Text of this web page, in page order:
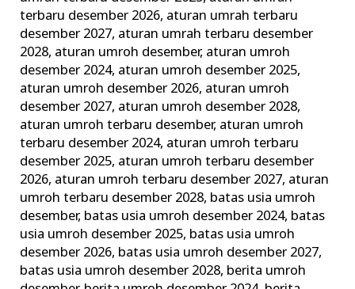
terbaru desember 2026, aturan umrah terbaru
desember 2027, aturan umrah terbaru desember
2028, aturan umroh desember, aturan umroh
desember 2024, aturan umroh desember 2025,
aturan umroh desember 2026, aturan umroh
desember 2027, aturan umroh desember 2028,
aturan umroh terbaru desember, aturan umroh
terbaru desember 2024, aturan umroh terbaru
desember 2025, aturan umroh terbaru desember
2026, aturan umroh terbaru desember 2027, aturan
umroh terbaru desember 2028, batas usia umroh
desember, batas usia umroh desember 2024, batas
usia umroh desember 2025, batas usia umroh
desember 2026, batas usia umroh desember 2027,
batas usia umroh desember 2028, berita umroh
dan
Terpercaya